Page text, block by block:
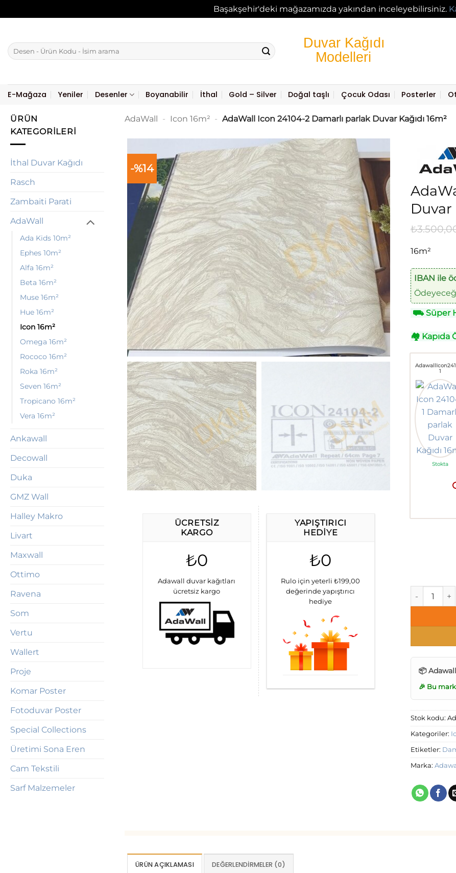
Başakşehir'deki mağazamızda yakından inceleyebilirsiniz.
Ara:
E-Mağaza Yeniler Desenler Boyanabilir İthal Gold – Silver Doğal taşlı Çocuk Odası Posterler
ÜRÜN
KATEGORILERI
İthal Duvar Kağıdı
Rasch
Zambaiti Parati
AdaWall
Ada Kids 10m²
Ephes 10m²
Alfa 16m²
Beta 16m²
Muse 16m²
Hue 16m²
Icon 16m²
Omega 16m²
Rococo 16m²
Roka 16m²
Seven 16m²
Tropicano 16m²
Vera 16m²
Ankawall
Decowall
Duka
GMZ Wall
Halley Makro
Livart
Maxwall
Ottimo
Ravena
Som
Vertu
Wallert
Proje
Komar Poster
Fotoduvar Poster
Special Collections
Üretimi Sona Eren
Cam Tekstili
Sarf Malzemeler
AdaWall - Icon 16m² - AdaWall Icon 24104-2 Damarlı parlak Duvar Kağıdı 16m²
-%14
ÜCRETSIZ
KARGO
₺0
Adawall duvar kağıtları
ücretsiz kargo
YAPIŞTIRICI
HEDIYE
₺0
Rulo için yeterli ₺199,00
değerinde yapıştırıcı
hediye
Duvar
₺
16m²
IBAN ile
⛟Süper
🏘 Kapıda
1
Stokta
AdaWall
📦
🎉 Bu
Stok kodu:
Kategoriler:
Etiketler:
Marka:
ÜRÜN AÇIKLAMASI DEĞERLENDIRMELER (0)